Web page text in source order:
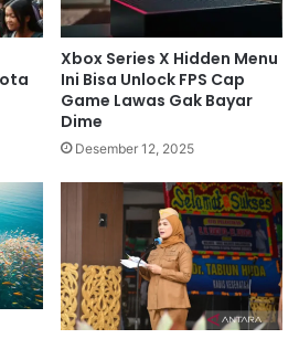
Xbox Series X Hidden Menu
Ini Bisa Unlock FPS Cap
Game Lawas Gak Bayar
Dime
Desember 12, 2025